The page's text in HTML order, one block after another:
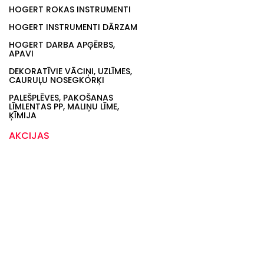
HOGERT ROKAS INSTRUMENTI
HOGERT INSTRUMENTI DĀRZAM
HOGERT DARBA APĢĒRBS,
APAVI
DEKORATĪVIE VĀCIŅI, UZLĪMES,
CAURUĻU NOSEGKORĶI
PALEŠPLĒVES, PAKOŠANAS
LĪMLENTAS PP, MALIŅU LĪME,
ĶĪMIJA
AKCIJAS